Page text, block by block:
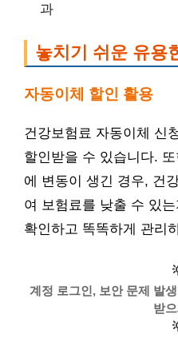
과
놓치기 쉬운 유용
자동이체 할인 활용
건강보험료 자동이체 신
할인받을 수 있습니다.
에 변동이 생긴 경우, 건
여 보험료를 낮출 수 있
확인하고 똑똑하게 관리
계정 로그인, 보안 문제 발
받